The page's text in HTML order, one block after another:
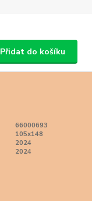
Přidat do košíku
66000693
105x148
2024
2024